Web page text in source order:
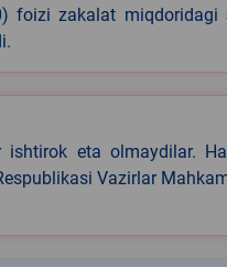
foizi zakalat miqdoridagi
ishtirok eta olmaydilar.
Vazirlar